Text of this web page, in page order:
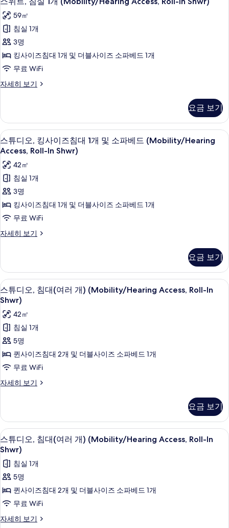
기
세
히
보
기
위
트,
침
실
1
개
(Mobility/Hearing
In
Shwr)
사
진
모
두
보
기
59㎡
침실 1개
3명
킹사이즈침대 1개 및 더블사이즈 소파베드 1개
무료 WiFi
자세히 보기
스
실
개
(Mobility/Hearing
Roll-
In
Shwr)
자
세
보
기
요금 보기
스
튜
디
오,
킹
사
이
즈
1
개
및
소
파
베
드
(Mobility/Hearing
Access,
Roll-
사
진
모
두
보
기
필로우탑 침대, 객실 내 금고, 책상, 노
4
스튜디오, 킹사이즈침대 1개 및 소파베드 (Mobility/Hearing
Access, Roll-In Shwr)
42㎡
침실 1개
3명
킹사이즈침대 1개 및 더블사이즈 소파베드 1개
무료 WiFi
자세히 보기
스
킹
사
이
즈
대
개
및
소
베
드
(Mobility/Hearing
In
Shwr)
자
세
히
보
기
요금 보기
스
튜
디
오,
침
대
(여
러
Access,
Roll-
In
Shwr)
사
진
모
두
보
필로우탑 침대, 객실 내 금고, 책상, 노
5
스튜디오, 침대(여러 개) (Mobility/Hearing Access, Roll-In
Shwr)
42㎡
침실 1개
5명
퀸사이즈침대 2개 및 더블사이즈 소파베드 1개
무료 WiFi
자세히 보기
스
침
대
(여
러
(Mobility/Hearing
Access,
In
Shwr)
세
요금 보기
스
튜
디
오,
침
대
(여
필로우탑 침대, 객실 내 금고, 책상, 노
4
스튜디오, 침대(여러 개) (Mobility/Hearing Access, Roll-In
Shwr)
침실 1개
5명
퀸사이즈침대 2개 및 더블사이즈 소파베드 1개
무료 WiFi
자세히 보기
스